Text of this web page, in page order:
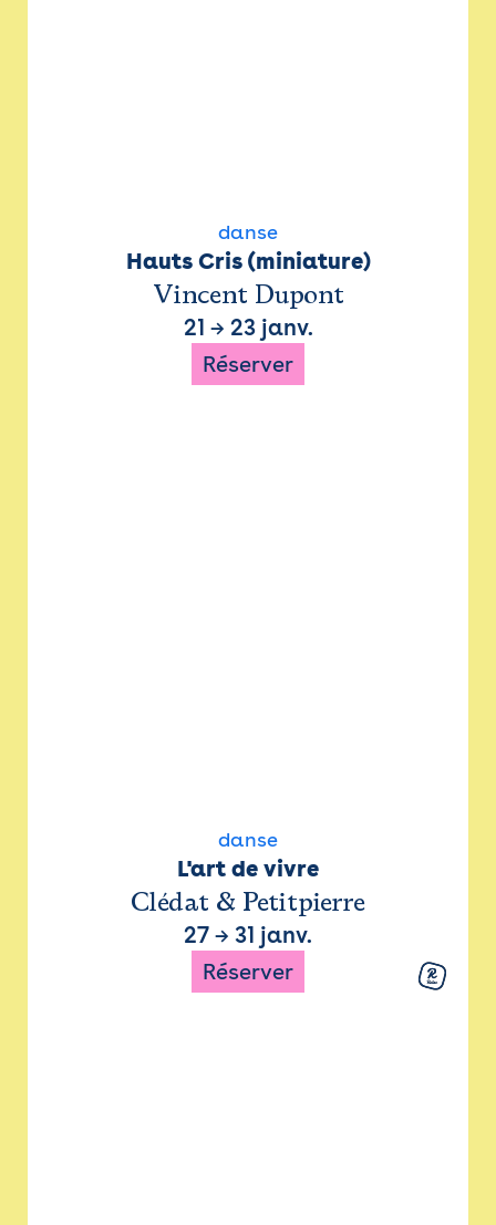
danse
Hauts Cris (miniature)
Vincent Dupont
21 → 23 janv.
Réserver
danse
L'art de vivre
Clédat & Petitpierre
27 → 31 janv.
Réserver